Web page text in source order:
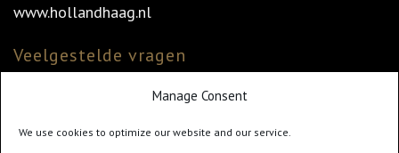
Manage Consent
We use cookies to optimize our website and our service.
www.hollandhaag.nl
Veelgestelde vragen
Veelgestelde vragen